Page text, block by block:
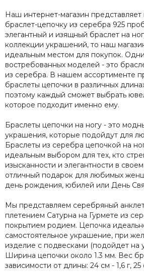
Наш интернет-магазин
браслет-цепочку из серебра 925
элегантный и изящный браслет на
коллекции украшений, то наш
идеальным местом для покупок.
востребованных моделей - это
из серебра. В нашем ассортименте
браслеты цепочки в различных
поэтому каждый сможет выбрать
которое подходит именно ему.
Браслеты цепочки на ногу - это
украшения, которые подойдут для
Браслеты из серебра цепочкой на
идеальным выбором для тех, кто
изысканности и элегантности в
отличный подарок для любимых
день рождения, юбилей или День
Мы представляем серебряный
плетением Сатурна на Гурмете из
покрытием родием. Цепочка
самостоятельное украшение, при
изделие с подвесками (подойдет на
Ширина цепочки около 1.3 мм. Вес
зависимости от длины: 24 см - 1,6 г, 25